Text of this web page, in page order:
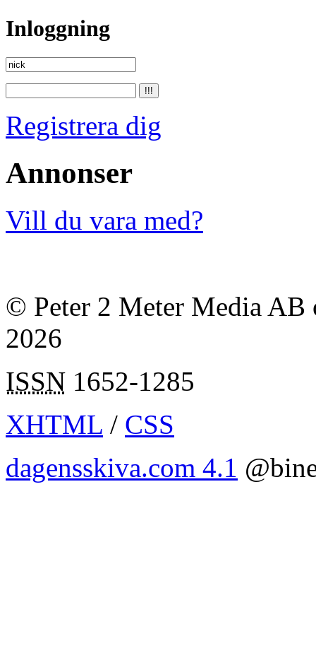
Inloggning
Registrera dig
Annonser
Vill du vara med?
© Peter 2 Meter Media AB
2026
ISSN 1652-1285
XHTML / CSS
dagensskiva.com 4.1